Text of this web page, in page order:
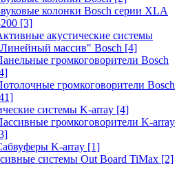
колонки Bosch серии XLA
[3]
акустические системы
массив" Bosch [4]
громкоговорители Bosch
громкоговорители Bosch
системы K-array [4]
громкоговорители K-array
K-array [1]
системы Out Board TiMax [2]